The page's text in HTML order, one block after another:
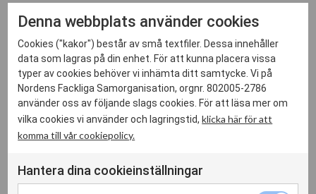
och myndigheter för att diskutera Nordens beredskap,
med fokus på en hållbar energiomställning för ett säkrare
Norden.
Fackföreningsrörelsen och våra unika
arbetsmarknadsmodell i Norden är nödvändig för att göra
våra samhällen motståndskraftiga och uthålliga. Vi i
diskussioner om och utveckling av civilförsvar och
Denna webbplats använder cookies
Cookies ("kakor") består av små textfiler. Dessa innehåller
data som lagras på din enhet. För att kunna placera vissa
typer av cookies behöver vi inhämta ditt samtycke. Vi på
Nordens Fackliga Samorganisation, orgnr. 802005-2786
använder oss av följande slags cookies. För att läsa mer om
vilka cookies vi använder och lagringstid,klicka här för att
komma till vår cookiepolicy.
Hantera dina cookieinställningar